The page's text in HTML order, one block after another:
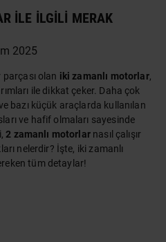
ILE İLGILI MERAK
2025
olan iki zamanlı motorlar,
ile dikkat çeker. Daha çok
bazı küçük araçlarda kullanılan
ve hafif olmaları sayesinde
2 zamanlı motorlarnasıl çalışır
nelerdir? İşte, iki zamanlı
tüm detaylar!